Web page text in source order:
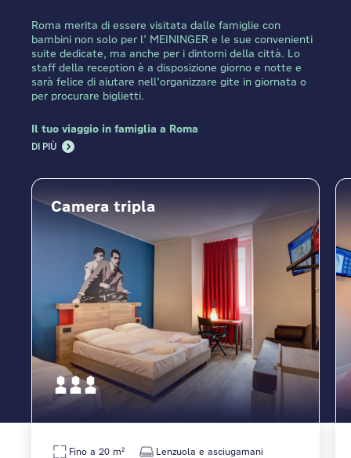
Roma merita di essere visitata dalle famiglie con
bambini non solo per l’ MEININGER e le sue convenienti
suite dedicate, ma anche per i dintorni della città. Lo
staff della reception è a disposizione giorno e notte e
sarà felice di aiutare nell’organizzare gite in giornata o
per procurare biglietti.
Il tuo viaggio in famiglia a Roma
DI PIÙ
Camera tripla
Fino a 20 m²
Lenzuola e asciugamani